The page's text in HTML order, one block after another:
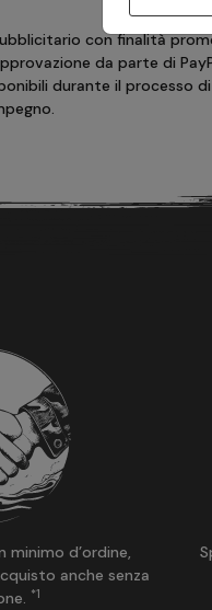
con finalità
da parte di
durante il processo
minimo d’ordine,
anche senza
*1